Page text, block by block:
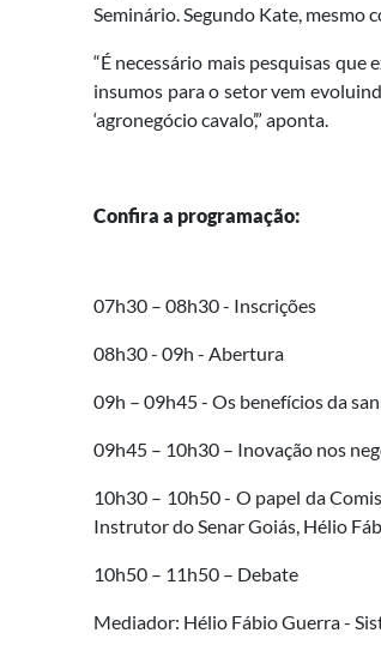
Seminário. Segundo Kate, mesmo
“É necessário mais pesquisas
insumos para o setor vem
‘agronegócio cavalo’,” aponta.
Confira a programação:
07h30 – 08h30 - Inscrições
08h30 - 09h - Abertura
09h – 09h45 - Os benefícios da
09h45 – 10h30 – Inovação nos
10h30 – 10h50 - O papel da
Instrutor do Senar Goiás, Hélio
10h50 – 11h50 – Debate
Mediador: Hélio Fábio Guerra -